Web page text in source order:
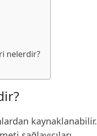
nelerdir?
kaynaklanabilir.